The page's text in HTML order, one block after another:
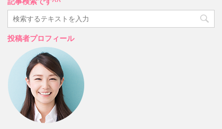
投稿者プロフィール